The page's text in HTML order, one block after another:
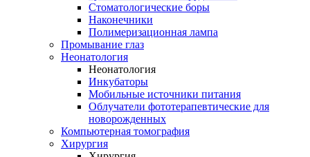
Стоматологические боры
Наконечники
Полимеризационная лампа
Промывание глаз
Неонатология
Неонатология
Инкубаторы
Мобильные источники питания
Облучатели фототерапевтические для
новорожденных
Компьютерная томография
Хирургия